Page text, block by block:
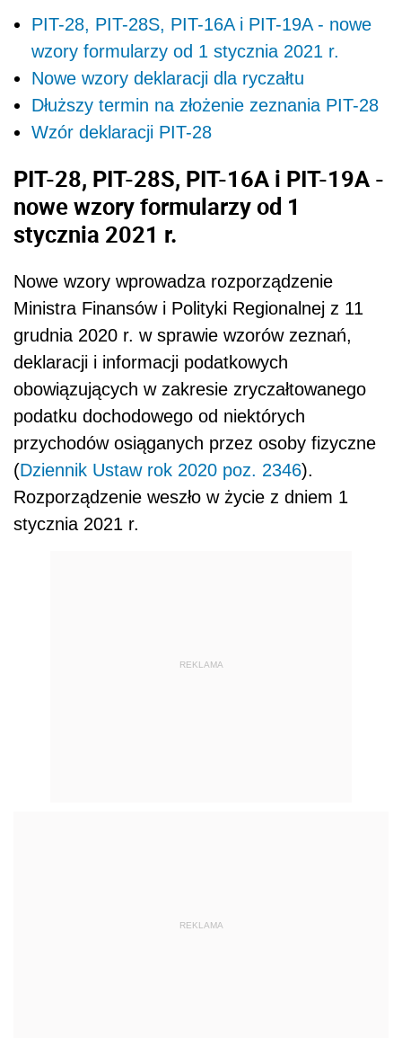
PIT-28, PIT-28S, PIT-16A i PIT-19A - nowe
wzory formularzy od 1 stycznia 2021 r.
Nowe wzory deklaracji dla ryczałtu
Dłuższy termin na złożenie zeznania PIT-28
Wzór deklaracji PIT-28
PIT-28, PIT-28S, PIT-16A i PIT-19A -
nowe wzory formularzy od 1
stycznia 2021 r.
Nowe wzory wprowadza rozporządzenie
Ministra Finansów i Polityki Regionalnej z 11
grudnia 2020 r. w sprawie wzorów zeznań,
deklaracji i informacji podatkowych
obowiązujących w zakresie zryczałtowanego
podatku dochodowego od niektórych
przychodów osiąganych przez osoby fizyczne
(Dziennik Ustaw rok 2020 poz. 2346).
Rozporządzenie weszło w życie z dniem 1
stycznia 2021 r.
REKLAMA
REKLAMA